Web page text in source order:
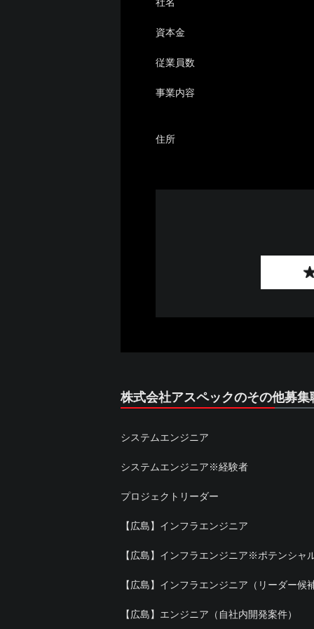
資本金
従業員数
事業内容
住所
株式会社アスペックのその他募集
システムエンジニア
システムエンジニア※経験者
プロジェクトリーダー
【広島】インフラエンジニア
【広島】インフラエンジニア※ポテンシャ
【広島】インフラエンジニア（リーダー候
【広島】エンジニア（自社内開発案件）